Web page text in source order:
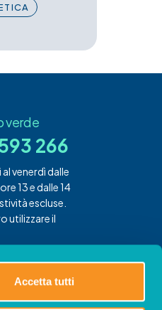
Accetta tutti
verde
266
al venerdì dalle
13 e dalle 14
escluse.
utilizzare il